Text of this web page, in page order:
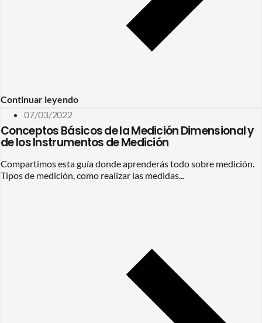
Continuar leyendo
07/03/2022
Conceptos Básicos de la Medición Dimensional y
de los Instrumentos de Medición
Compartimos esta guía donde aprenderás todo sobre medición.
Tipos de medición, como realizar las medidas...